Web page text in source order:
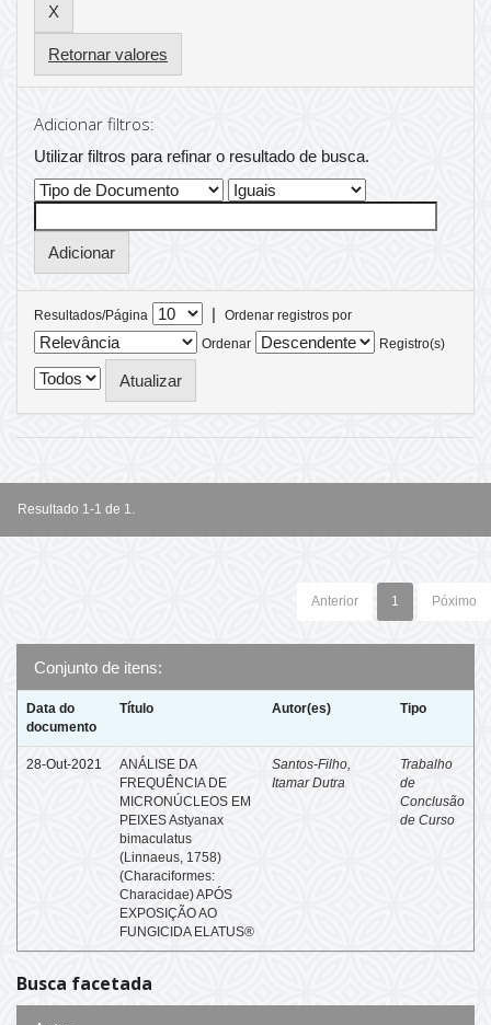
Retornar valores
Adicionar filtros:
Utilizar filtros para refinar o resultado de busca.
Resultados/Página |
Ordenar registros por
Ordenar
Registro(s)
Resultado 1-1 de 1.
Anterior 1 Póximo
Conjunto de itens:
Data do
documento
Título Autor(es) Tipo
28-Out-2021
ANÁLISE DA
FREQUÊNCIA DE
MICRONÚCLEOS EM
PEIXES Astyanax
bimaculatus
(Linnaeus, 1758)
(Characiformes:
Characidae) APÓS
EXPOSIÇÃO AO
FUNGICIDA ELATUS®
Santos-Filho,
Itamar Dutra
Trabalho
de
Conclusão
de Curso
Busca facetada